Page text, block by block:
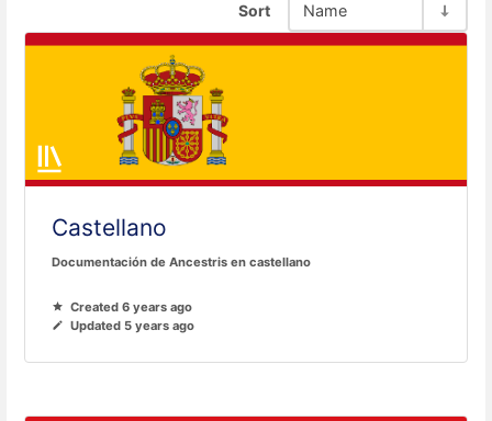
Sort Name
Castellano
Documentación de Ancestris en castellano
Created 6 years ago
Updated 5 years ago